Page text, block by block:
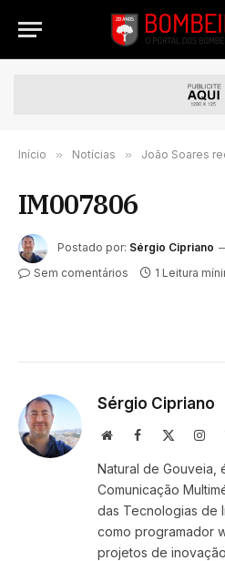
Início » Notícias » João Soares reeleito
IM007806
Postado por: Sérgio Cipriano
Sem comentários
1 Leitura
Sérgio Cipriano
WebsiteFacebook
Natural de Gouveia,
Comunicação
das Tecnologias de
como programador
projetos de